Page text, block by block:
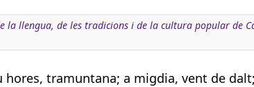
la llengua, de les tradicions i de la cultura popular de
hores, tramuntana; a migdia, vent de